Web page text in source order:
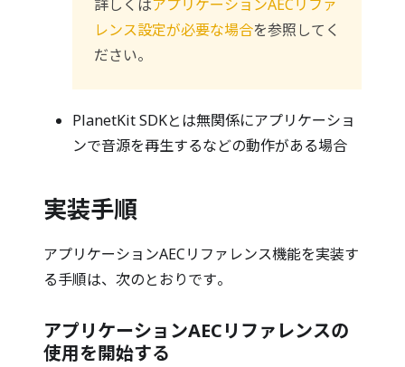
詳しくはアプリケーションAECリファ
レンス設定が必要な場合を参照してく
ださい。
PlanetKit SDKとは無関係にアプリケーショ
ンで音源を再生するなどの動作がある場合
実装手順
アプリケーションAECリファレンス機能を実装す
る手順は、次のとおりです。
アプリケーションAECリファレンスの
使用を開始する